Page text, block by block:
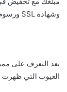
وشهادة SSL ورسوم التحويل، وذلك خلال 30 يوما من تاريخ الشراء.
بعد التعرف على
العيوب التي ظهرت